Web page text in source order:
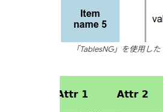
「TablesNG」を使用し